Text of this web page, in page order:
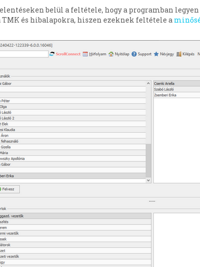
belül a feltétele, hogy a programban legyen
TMK és hibalapokra, hiszen ezeknek feltétele a